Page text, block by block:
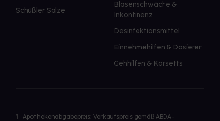
Schüßler Salze
Blasenschwäche &
Inkontinenz
Desinfektionsmittel
Einnehmehilfen & Dosierer
Gehhilfen & Korsetts
1
Apothekenabgabepreis: Verkaufspreis gemäß ABDA-